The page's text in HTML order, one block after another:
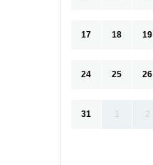
17 18 19
24 25 26
31 1 2